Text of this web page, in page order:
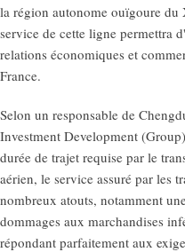
la région autonome ouïgoure
service de cette ligne permettra
relations économiques et
France.
Selon un responsable de
Investment Development
durée de trajet requise par le
aérien, le service assuré par les
nombreux atouts, notamment
dommages aux marchandises
répondant parfaitement aux